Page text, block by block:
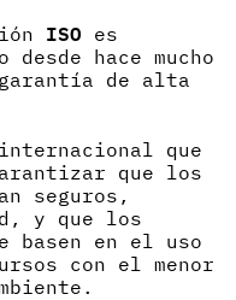
ISO es
hace mucho
de alta
que
que los
seguros,
y que los
basen en el uso
con el menor